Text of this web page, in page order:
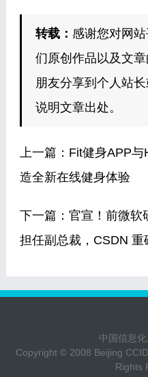
转载： 感谢您对网
们原创作品以及文
朋友分享到个人站
说明文章出处。
上一篇： Fit健身APP
造全新在线健身体验
下一篇： 官宣！前微软
担任副总裁，CSDN
中国信息
Copyright © 2008 Beijing
Rights